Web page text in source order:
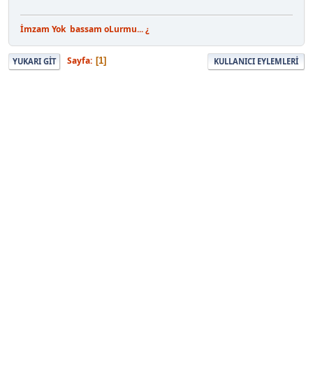
İmzam Yok bassam oLurmu... ¿
YUKARI GIT Sayfa 1 KULLANICI EYLEMLERI